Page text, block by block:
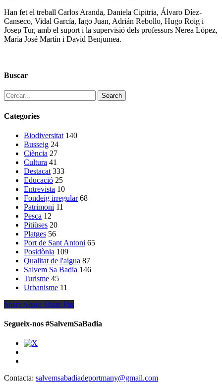
Han fet el treball Carlos Aranda, Daniela Cipitria, Álvaro Díez-
Canseco, Vidal García, Iago Juan, Adrián Rebollo, Hugo Roig i
Josep Tur, amb el suport i la supervisió dels professors Nerea López,
María José Martín i David Benjumea.
Buscar
Search
Categories
Biodiversitat 140
Busseig 24
Ciència 27
Cultura 41
Destacat 333
Educació 25
Entrevista 10
Fondeig irregular 68
Patrimoni 11
Pesca 12
Pitiüses 20
Platges 56
Port de Sant Antoni 65
Posidònia 109
Qualitat de l'aigua 87
Salvem Sa Badia 146
Turisme 45
Urbanisme 11
Share
Share Share Share Pin
Segueix-nos #SalvemSaBadia
Contacta: salvemsabadiadeportmany@gmail.com